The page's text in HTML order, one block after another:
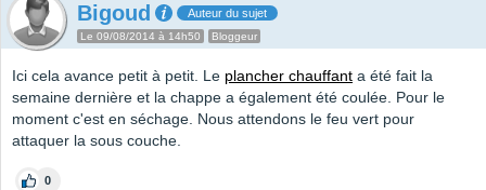
Bigoud Auteur du sujet
Le 09/08/2014 à 14h50 Bloggeur
Ici cela avance petit à petit. Le plancher chauffant a été fait la
semaine dernière et la chappe a également été coulée. Pour le
moment c'est en séchage. Nous attendons le feu vert pour
attaquer la sous couche.
0